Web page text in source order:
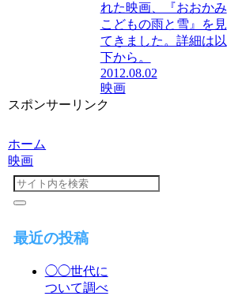
れた映画、『おおかみ
こどもの雨と雪』を見
てきました。詳細は以
下から。
2012.08.02
映画
スポンサーリンク
ホーム
映画
最近の投稿
◯◯世代に
ついて調べ